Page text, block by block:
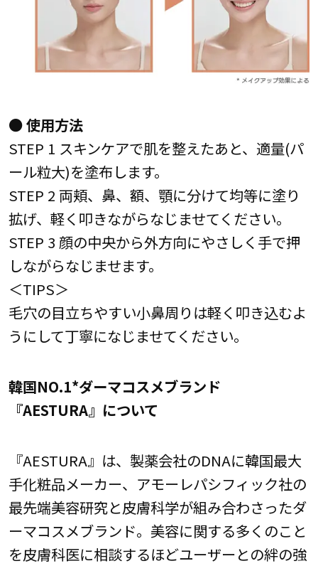
● 使用方法
STEP 1 スキンケアで肌を整えたあと、適量(パ
ール粒大)を塗布します。
STEP 2 両頬、鼻、額、顎に分けて均等に塗り
拡げ、軽く叩きながらなじませてください。
STEP 3 顔の中央から外方向にやさしく手で押
しながらなじませます。
＜TIPS＞
毛穴の目立ちやすい小鼻周りは軽く叩き込むよ
うにして丁寧になじませてください。
韓国NO.1*ダーマコスメブランド
『AESTURA』について
『AESTURA』は、製薬会社のDNAに韓国最大
手化粧品メーカー、アモーレパシフィック社の
最先端美容研究と皮膚科学が組み合わさったダ
ーマコスメブランド。美容に関する多くのこと
を皮膚科医に相談するほどユーザーとの絆の強